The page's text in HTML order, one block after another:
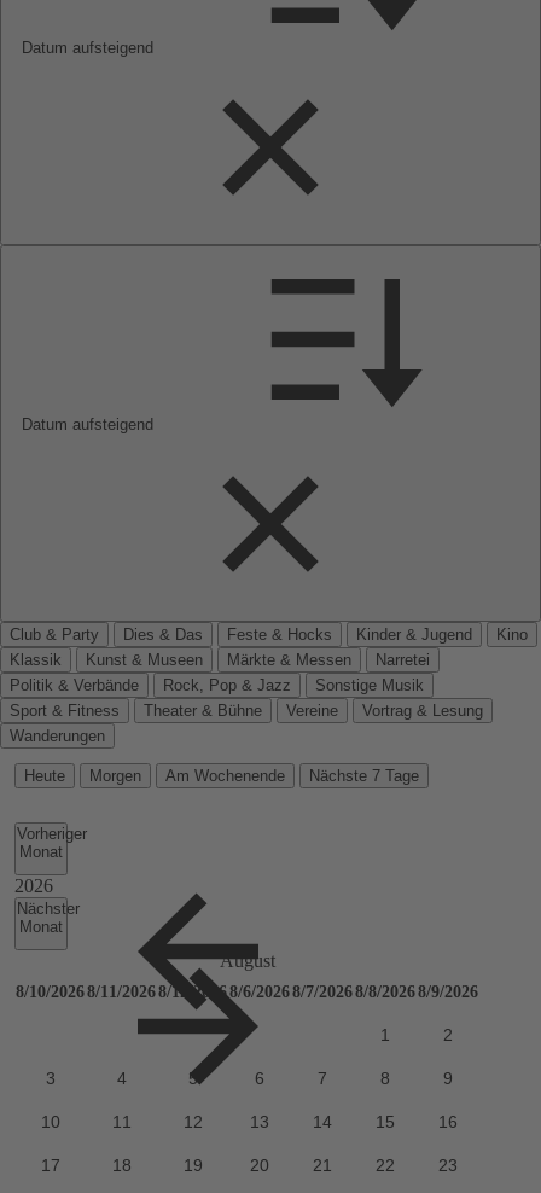
Datum aufsteigend
Datum aufsteigend
Club & Party Dies & Das Feste & Hocks Kinder & Jugend
Kino
Klassik
Kunst & Museen Märkte & Messen
Narretei
Politik & Verbände
Rock, Pop & Jazz
Sonstige Musik
Sport & Fitness
Theater & Bühne Vereine
Vortrag & Lesung
Wanderungen
Heute Morgen Am Wochenende Nächste 7 Tage
Vorheriger
Monat
Nächster
Monat